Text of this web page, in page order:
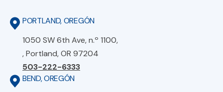
PORTLAND, OREGÓN
1050 SW 6th Ave, n.º 1100,
, Portland, OR 97204
503-222-6333
BEND, OREGÓN